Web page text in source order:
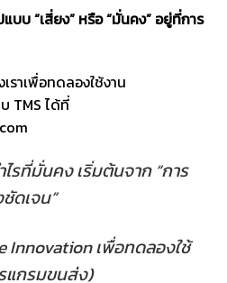
บบ “เสี่ยง” หรือ “มั่นคง” อยู่ที่การ
าเพื่อทดลองใช้งาน
TMS ได้ที่
ไรที่มั่นคง เริ่มต้นจาก “การ
ดเจน”
Innovation เพื่อทดลองใช้
แกรมขนส่ง)